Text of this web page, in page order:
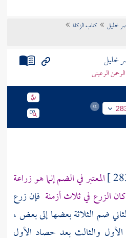
خليل
كتاب الزكاة
خليل
الرعينى
المعتبر في الضم إنما هو زراعة
الزرع في ثلاث أزمنة فإن زرع
ضم الثلاثة بعضها إلى بعض ،
والثالث بعد حصاد الأول